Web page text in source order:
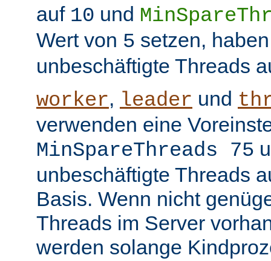
auf 10 und
Wert von 5 setzen,
unbeschäftigte Threads
worker, leader und
verwenden eine
MinSpareThreads 75
unbeschäftigte Threads
Basis. Wenn nicht
Threads im Server
werden solange